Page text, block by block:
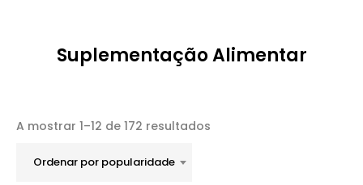
Suplementação Alimentar
A mostrar 1–12 de 172 resultados
Ordenar por popularidade